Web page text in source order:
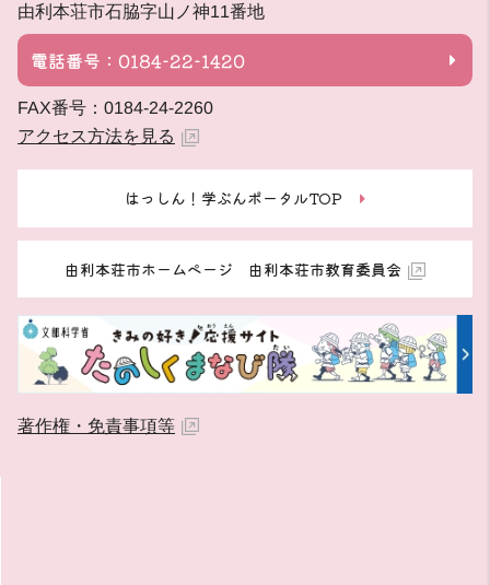
由利本荘市石脇字山ノ神11番地
電話番号：0184-22-1420
FAX番号：0184-24-2260
アクセス方法を見る
はっしん！学ぶんポータルTOP
由利本荘市ホームページ 由利本荘市教育委員会
著作権・免責事項等